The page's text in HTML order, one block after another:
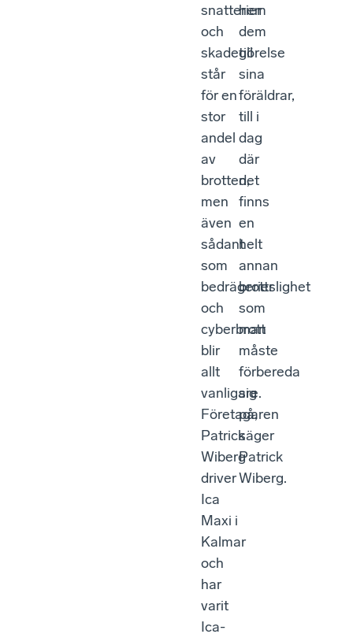
snatterier
och
skadegörelse
står
för en
stor
andel
av
brotten,
men
även
sådant
som
bedrägerier
och
cyberbrott
blir
allt
vanligare.
Företagaren
Patrick
Wiberg
driver
Ica
Maxi i
Kalmar
och
har
varit
Ica-
hem
dem
till
sina
föräldrar,
till i
dag
där
det
finns
en
helt
annan
brottslighet
som
man
måste
förbereda
sig
på,
säger
Patrick
Wiberg.